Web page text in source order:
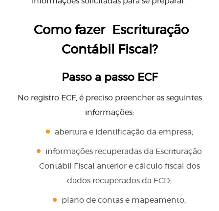
Como fazer Escrituração
Contábil Fiscal?
Passo a passo ECF
No registro ECF, é preciso preencher as seguintes
informações:
abertura e identificação da empresa;
informações recuperadas da Escrituração
Contábil Fiscal anterior e cálculo fiscal dos
dados recuperados da ECD;
plano de contas e mapeamento;